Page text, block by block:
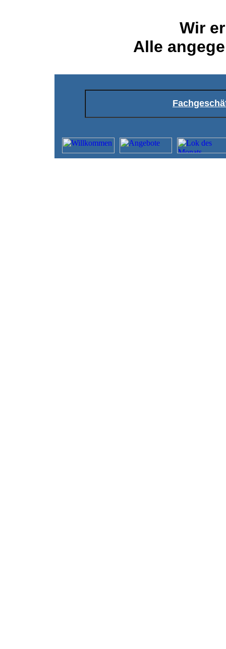
Wir
Alle